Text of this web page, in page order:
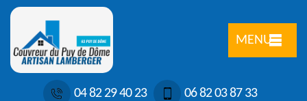
MENU
04 82 29 40 23 06 82 03 87 33